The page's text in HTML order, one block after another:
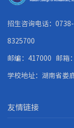
招生咨询电话：
8325700
邮编：417000 邮箱：
学校地址：湖南省娄
友情链接